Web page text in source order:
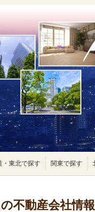
・東北で探す 関東で探す
不動産会社情報